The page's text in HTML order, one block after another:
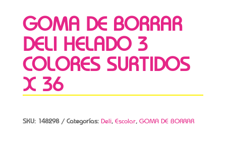
GOMA DE BORRAR
DELI HELADO 3
COLORES SURTIDOS
X 36
SKU: 148298 Categorías: Deli, Escolar, GOMA DE BORRAR